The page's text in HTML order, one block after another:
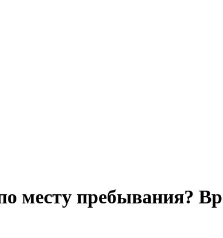
месту пребывания?